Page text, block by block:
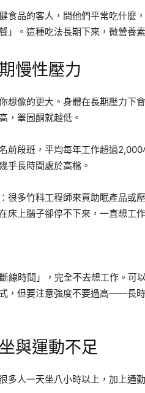
食品的客人，問他們平常吃什
」。這種吃法長期下來，微營養
慢性壓力
想像的更大。身體在長期壓力下
睪固酮就越低。
前段班，平均每年工作超過
乎長時間處於高檔。
很多竹科工程師來買助眠產品
床上腦子卻停不下來，一直想工
線時間」，完全不去想工作。可
，但要注意強度不要過高——長
與運動不足
多人一天坐八小時以上，加上通